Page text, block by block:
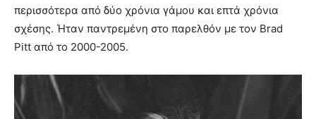
περισσότερα από δύο χρόνια γάμου και επτά χρόνια
σχέσης. Ήταν παντρεμένη στο παρελθόν με τον Brad
Pitt από το 2000-2005.